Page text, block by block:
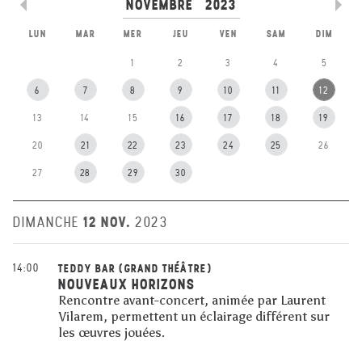
LUN MAR MER JEU VEN SAM DIM
1 2 3 4 5
6 7 8 9 10 11 12
13 14 15 16 17 18 19
20 21 22 23 24 25 26
27 28 29 30
DIMANCHE 12 NOV. 2023
14:00 TEDDY BAR (GRAND THÉÂTRE)
NOUVEAUX HORIZONS
Rencontre avant-concert, animée par Laurent
Vilarem, permettent un éclairage différent sur
les œuvres jouées.